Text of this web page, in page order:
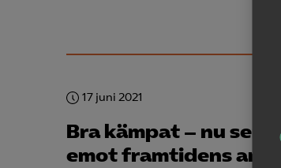
17 juni 2021
Bra kämpat – nu ser
emot framtidens